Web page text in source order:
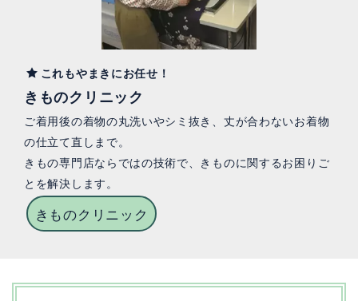
これもやまきにお任せ！
きものクリニック
ご着用後の着物の丸洗いやシミ抜き、丈が合わないお着物
の仕立て直しまで。
きもの専門店ならではの技術で、きものに関するお困りご
とを解決します。
きものクリニック